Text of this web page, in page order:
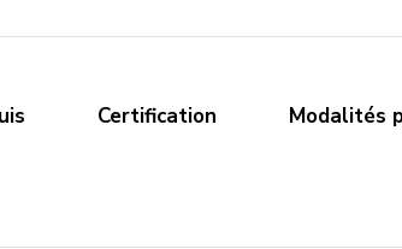
Certification Modalités